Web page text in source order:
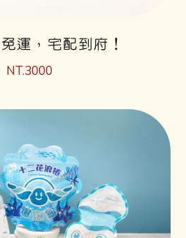
運，宅配到府！
NT.3000